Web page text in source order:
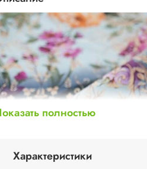
полностью
Характеристики